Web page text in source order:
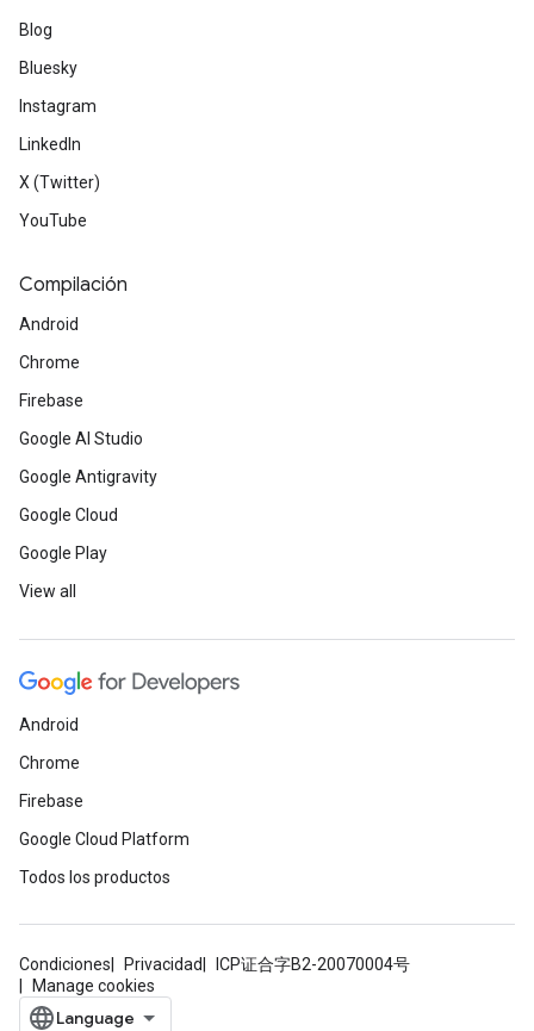
Blog
Bluesky
Instagram
LinkedIn
X (Twitter)
YouTube
Compilación
Android
Chrome
Firebase
Google AI Studio
Google Antigravity
Google Cloud
Google Play
View all
Android
Chrome
Firebase
Google Cloud Platform
Todos los productos
Condiciones Privacidad
ICP证合字B2-20070004号
Manage cookies